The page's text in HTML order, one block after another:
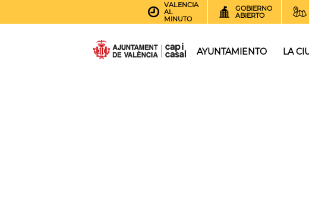
VALENCIA
AL
MINUTO
GOBIERNO
ABIERTO
AYUNTAMIENTO LA